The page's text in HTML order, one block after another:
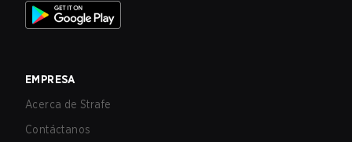
EMPRESA
Acerca de Strafe
Contáctanos